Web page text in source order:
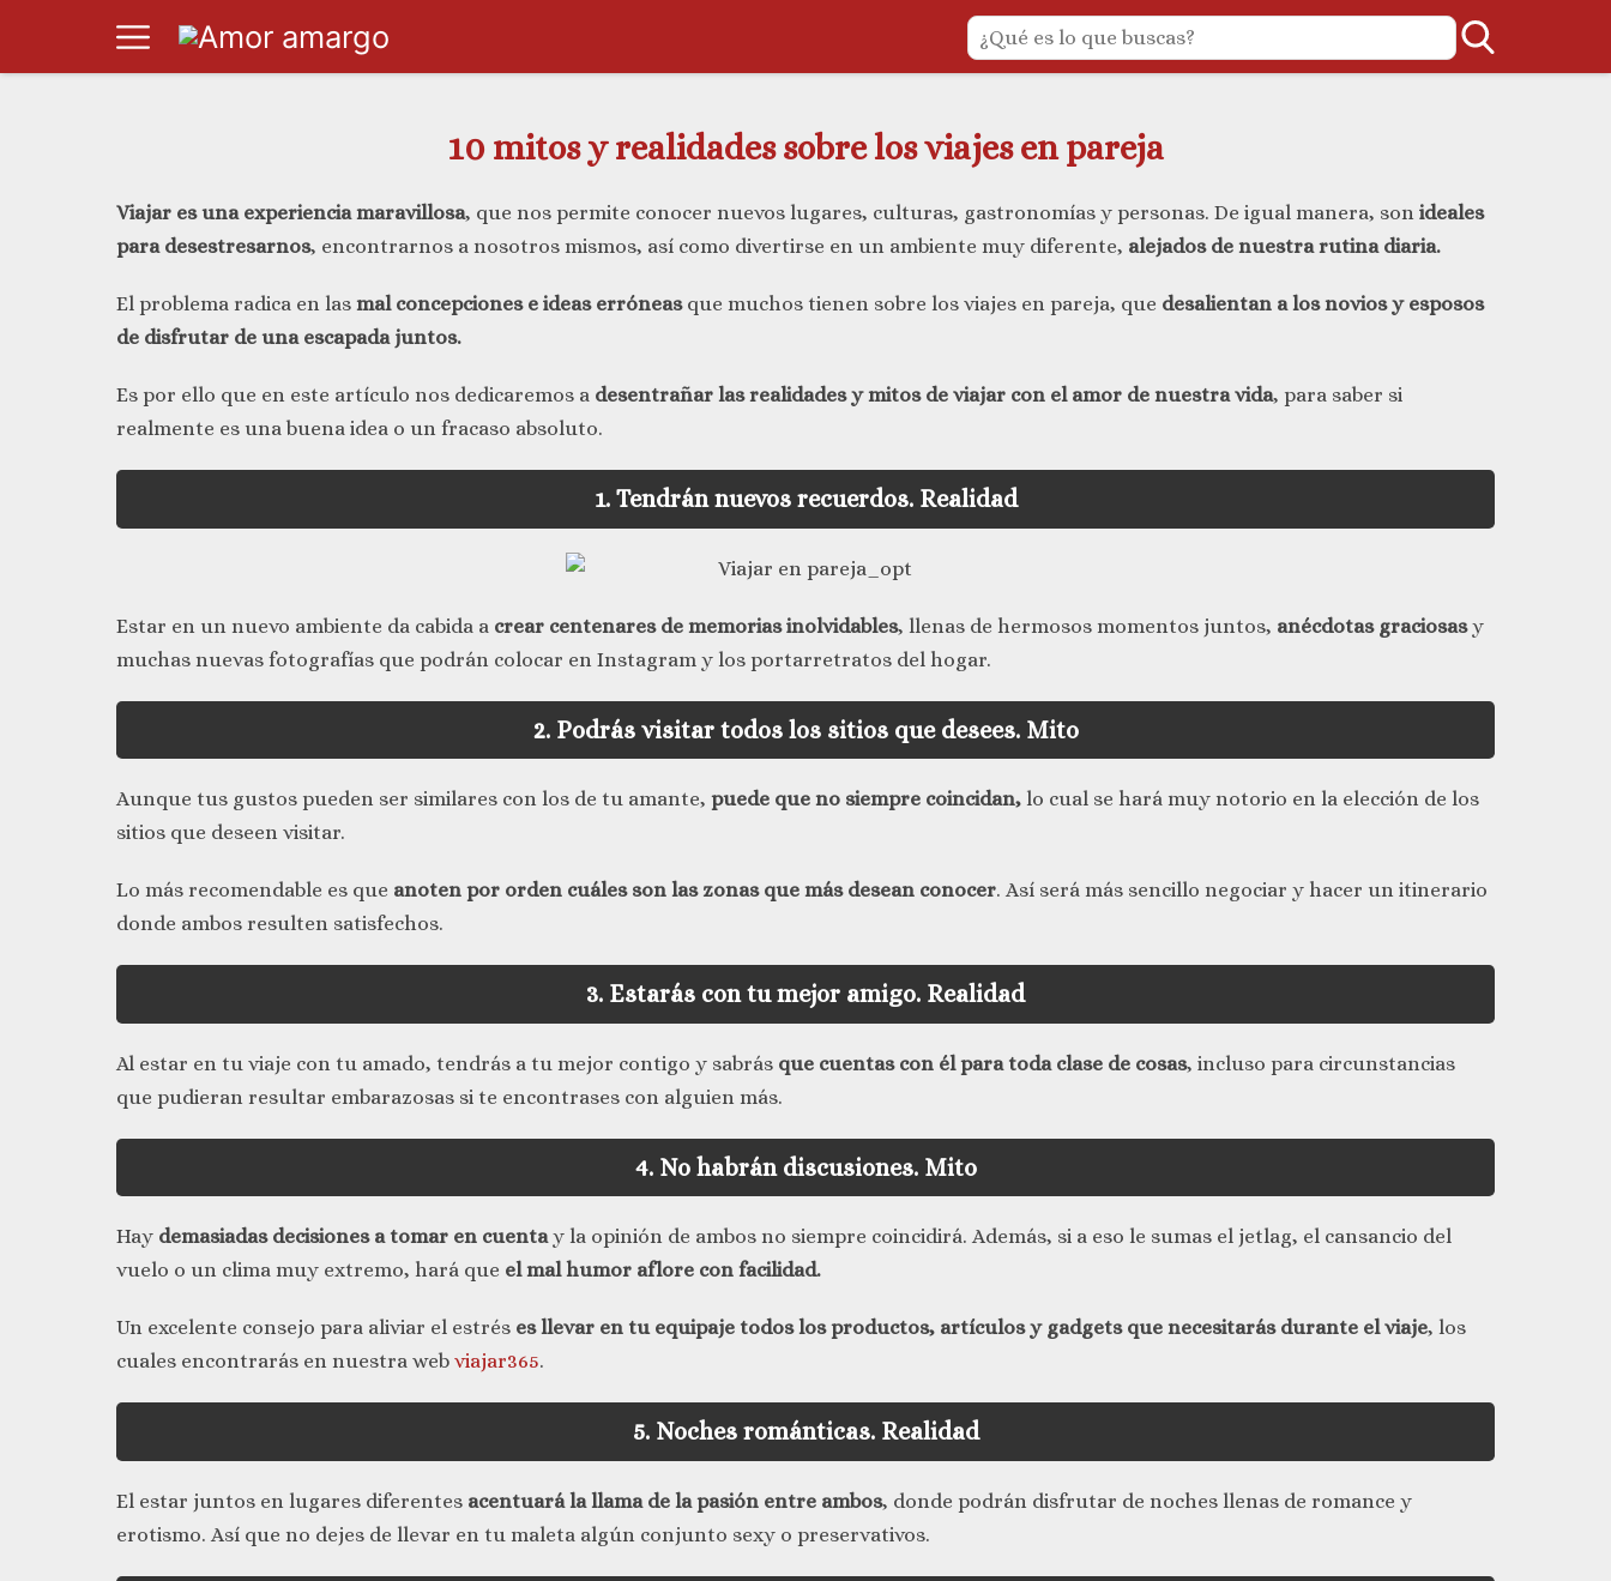
10 mitos y realidades sobre los viajes en pareja
Viajar es una experiencia maravillosa, que nos permite conocer nuevos lugares, culturas, gastronomías y personas. De igual manera, son ideales
para desestresarnos, encontrarnos a nosotros mismos, así como divertirse en un ambiente muy diferente, alejados de nuestra rutina diaria.
El problema radica en las mal concepciones e ideas erróneasque muchos tienen sobre los viajes en pareja, que desalientan a los novios y esposos
de disfrutar de una escapada juntos.
Es por ello que en este artículo nos dedicaremos a desentrañar las realidades y mitos de viajar con el amor de nuestra vida, para saber si
realmente es una buena idea o un fracaso absoluto.
1. Tendrán nuevos recuerdos. Realidad
Estar en un nuevo ambiente da cabida a crear centenares de memorias inolvidables, llenas de hermosos momentos juntos, anécdotas graciosasy
muchas nuevas fotografías que podrán colocar en Instagram y los portarretratos del hogar.
2. Podrás visitar todos los sitios que desees. Mito
Aunque tus gustos pueden ser similares con los de tu amante, puede que no siempre coincidan, lo cual se hará muy notorio en la elección de los
sitios que deseen visitar.
Lo más recomendable es que anoten por orden cuáles son las zonas que más desean conocer. Así será más sencillo negociar y hacer un itinerario
donde ambos resulten satisfechos.
3. Estarás con tu mejor amigo. Realidad
Al estar en tu viaje con tu amado, tendrás a tu mejor contigo y sabrás que cuentas con él para toda clase de cosas, incluso para circunstancias
que pudieran resultar embarazosas si te encontrases con alguien más.
4. No habrán discusiones. Mito
Hay demasiadas decisiones a tomar en cuentay la opinión de ambos no siempre coincidirá. Además, si a eso le sumas el jetlag, el cansancio del
vuelo o un clima muy extremo, hará que el mal humor aflore con facilidad.
Un excelente consejo para aliviar el estrés es llevar en tu equipaje todos los productos, artículos y gadgets que necesitarás durante el viaje, los
cuales encontrarás en nuestra web viajar365.
5. Noches románticas. Realidad
El estar juntos en lugares diferentes acentuará la llama de la pasión entre ambos, donde podrán disfrutar de noches llenas de romance y
erotismo. Así que no dejes de llevar en tu maleta algún conjunto sexy o preservativos.